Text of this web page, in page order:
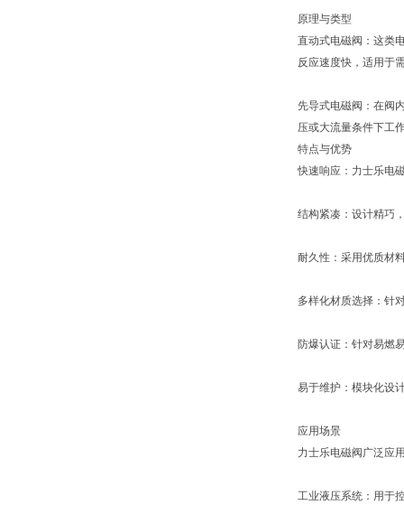
原理与类型
直动式电磁阀：这类
反应速度快，适用于
先导式电磁阀：在阀
压或大流量条件下工
特点与优势
快速响应：力士乐电
结构紧凑：设计精巧
耐久性：采用优质材
多样化材质选择：针
防爆认证：针对易燃
易于维护：模块化设
应用场景
力士乐电磁阀广泛应
工业液压系统：用于